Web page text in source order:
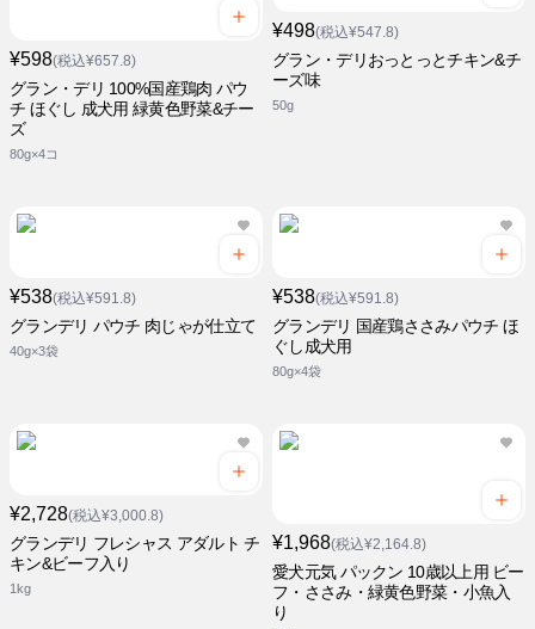
¥598(税込¥657.8)
グラン・デリ 100%国産鶏肉 パウ
チ ほぐし 成犬用 緑黄色野菜&チー
ズ
80g×4コ
¥498(税込¥547.8)
グラン・デリおっとっとチキン&チ
ーズ味
50g
¥538(税込¥591.8)
グランデリ パウチ 肉じゃが仕立て
40g×3袋
¥538(税込¥591.8)
グランデリ 国産鶏ささみパウチ ほ
ぐし成犬用
80g×4袋
¥2,728(税込¥3,000.8)
グランデリ フレシャス アダルト チ
キン&ビーフ入り
1kg
¥1,968(税込¥2,164.8)
愛犬元気 パックン 10歳以上用 ビー
フ・ささみ・緑黄色野菜・小魚入
り